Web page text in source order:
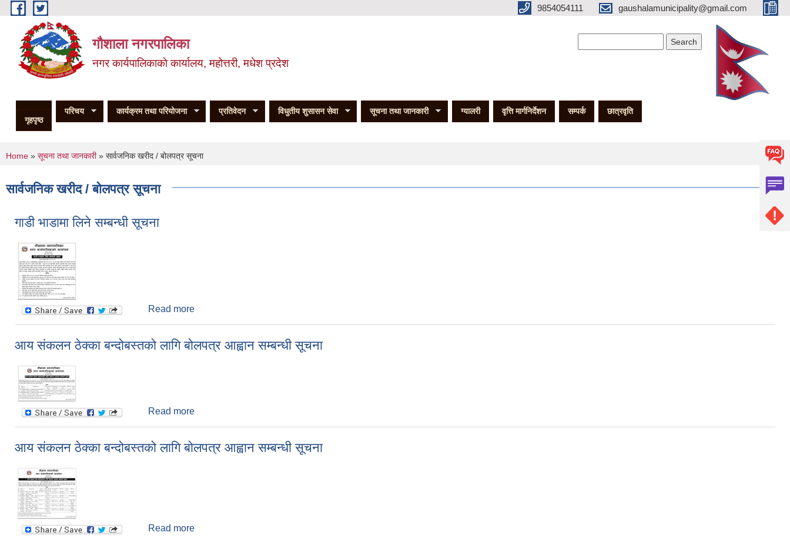
Skip to main content 9854054111 gaushalamunicipality@gmail.com
गौशाला नगरपालिका
नगर कार्यपालिकाकाे कार्यालय, महोत्तरी, मधेश प्रदेश
गृहपृष्ठ
परिचय कार्यक्रम तथा परियोजना प्रतिवेदन विधुतीय शुसासन सेवा सूचना तथा जानकारी ग्यालरी वृत्ति मार्गनिर्देशन सम्पर्क छात्रवृति
You are here
Home » सूचना तथा जानकारी» सार्वजनिक खरीद / बोलपत्र सूचना
सार्वजनिक खरीद / बोलपत्र सूचना
गाडी भाडामा लिने सम्बन्धी सूचना
Read more
आय संकलन ठेक्का बन्दोबस्तको लागि बोलपत्र आह्वान सम्बन्धी सूचना
Read more
आय संकलन ठेक्का बन्दोबस्तको लागि बोलपत्र आह्वान सम्बन्धी सूचना
Read more